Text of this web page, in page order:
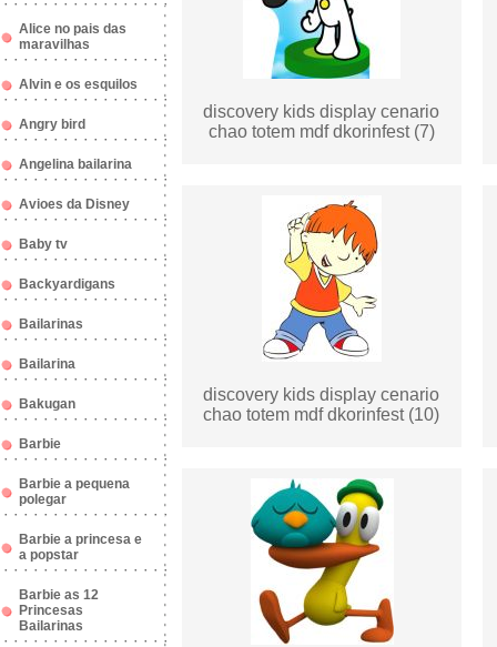
Alice no pais das
maravilhas
Alvin e os esquilos
Angry bird
Angelina bailarina
Avioes da Disney
Baby tv
Backyardigans
Bailarinas
Bailarina
Bakugan
Barbie
Barbie a pequena
polegar
Barbie a princesa e
a popstar
Barbie as 12
Princesas
Bailarinas
discovery kids display cenario
chao totem mdf dkorinfest (7)
discovery kids display cenario
chao totem mdf dkorinfest (10)